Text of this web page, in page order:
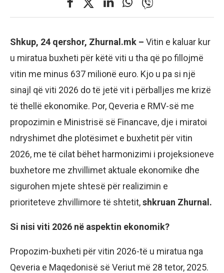
Shkup, 24 qershor, Zhurnal.mk – Vitin e kaluar kur
u miratua buxheti për këtë viti u tha që po fillojmë
vitin me minus 637 milionë euro. Kjo u pa si një
sinajl që viti 2026 do të jetë vit i përballjes me krizë
të thellë ekonomike. Por, Qeveria e RMV-së me
propozimin e Ministrisë së Financave, dje i miratoi
ndryshimet dhe plotësimet e buxhetit për vitin
2026, me të cilat bëhet harmonizimi i projeksioneve
buxhetore me zhvillimet aktuale ekonomike dhe
sigurohen mjete shtesë për realizimin e
prioriteteve zhvillimore të shtetit,shkruan Zhurnal.
Si nisi viti 2026 në aspektin ekonomik?
Propozim-buxheti për vitin 2026-të u miratua nga
Qeveria e Maqedonisë së Veriut më 28 tetor, 2025.